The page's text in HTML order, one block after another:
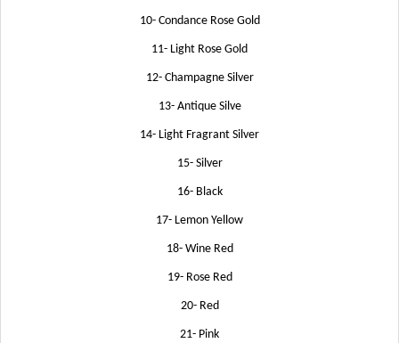
10- Condance Rose Gold
11- Light Rose Gold
12- Champagne Silver
13- Antique Silve
14- Light Fragrant Silver
15- Silver
16- Black
17- Lemon Yellow
18- Wine Red
19- Rose Red
20- Red
21- Pink